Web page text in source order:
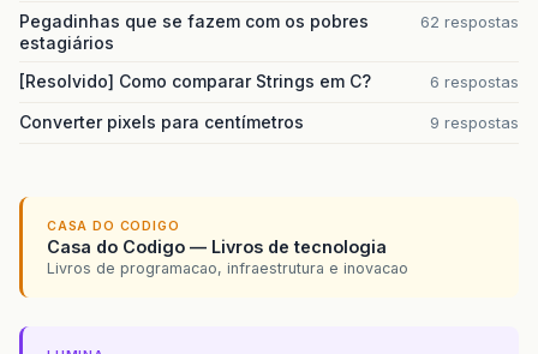
Pegadinhas que se fazem com os pobres
estagiários
62 respostas
[Resolvido] Como comparar Strings em C? 6 respostas
Converter pixels para centímetros 9 respostas
CASA DO CODIGO
Casa do Codigo — Livros de tecnologia
Livros de programacao, infraestrutura e inovacao